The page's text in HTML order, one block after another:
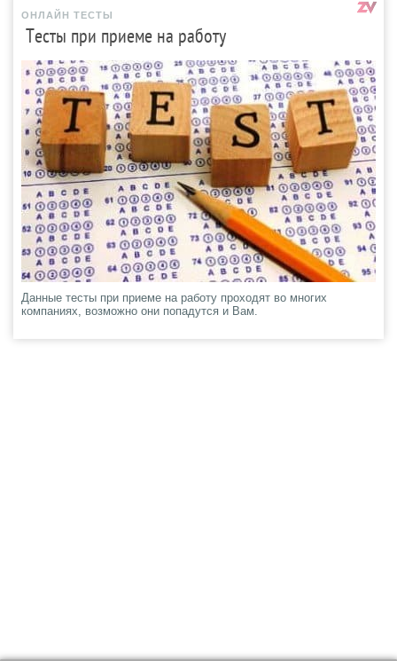
ОНЛАЙН ТЕСТЫ
Тесты при приеме на работу
Данные тесты при приеме на работу проходят во многих
компаниях, возможно они попадутся и Вам.